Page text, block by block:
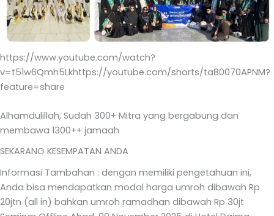
https://www.youtube.com/watch?
v=t51w6Qmh5Lkhttps://youtube.com/shorts/ta80070APNM?
feature=share
Alhamdulillah, Sudah 300+ Mitra yang bergabung dan
membawa 1300++ jamaah
SEKARANG KESEMPATAN ANDA
Informasi Tambahan : dengan memiliki pengetahuan ini,
Anda bisa mendapatkan modal harga umroh dibawah Rp
20jtn (all in) bahkan umroh ramadhan dibawah Rp 30jt